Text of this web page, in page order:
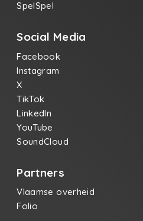
SpelSpel
Social Media
Facebook
Instagram
X
TikTok
LinkedIn
YouTube
SoundCloud
Partners
Vlaamse overheid
Folio